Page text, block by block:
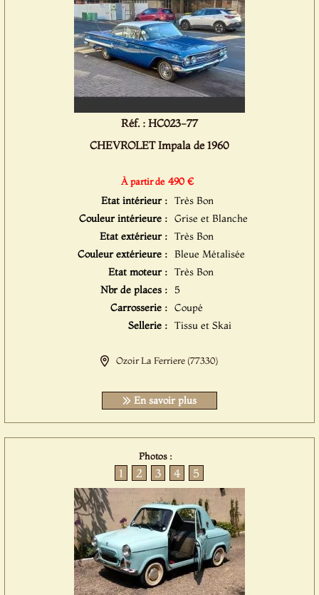
Réf. : HC023-77
CHEVROLET Impala de 1960
À partir de 490 €
Etat intérieur : Très Bon
Couleur intérieure : Grise et Blanche
Etat extérieur : Très Bon
Couleur extérieure : Bleue Métalisée
Etat moteur : Très Bon
Nbr de places : 5
Carrosserie : Coupé
Sellerie : Tissu et Skai
Ozoir La Ferriere (77330)
En savoir plus
Photos :
1 2 3 4 5